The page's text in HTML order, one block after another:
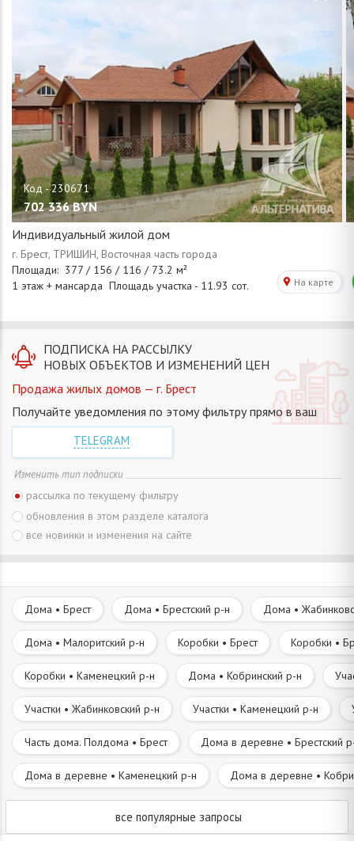
702 336 BYN
Индивидуальный жилой дом
ПОДПИСКА НА РАССЫЛКУ
НОВЫХ ОБЪЕКТОВ И ИЗМЕНЕНИЙ ЦЕН
Продажа жилых домов — г. Брест
Получайте уведомления по этому фильтру прямо в ваш
TELEGRAM
Изменить тип подписки
рассылка по текущему фильтру
обновления в этом разделе каталога
все новинки и изменения на сайте
Дома • Брест Дома • Брестский р-н Дома •
Дома • Малоритский р-н Коробки • Брест Коробки •
Коробки • Каменецкий р-н Дома • Кобринский р-н
Участки • Жабинковский р-н Участки • Каменецкий р-н
Часть дома. Полдома • Брест Дома в деревне • Брестский
Дома в деревне • Каменецкий р-н Дома в деревне •
все популярные запросы